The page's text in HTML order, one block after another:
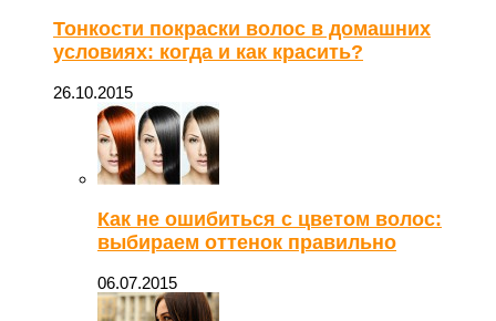
Тонкости покраски волос в домашних
условиях: когда и как красить?
26.10.2015
Как не ошибиться с цветом волос:
выбираем оттенок правильно
06.07.2015